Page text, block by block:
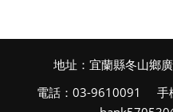
地址：宜蘭縣冬山鄉
電話：03-9610091 手